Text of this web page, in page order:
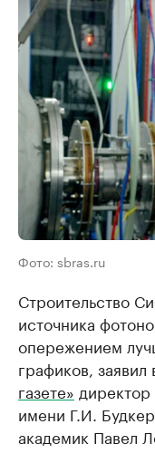
Фото: sbras.ru
Строительство
источника
опережением
графиков, заявил
газете»
имени Г.И.
академик Павел